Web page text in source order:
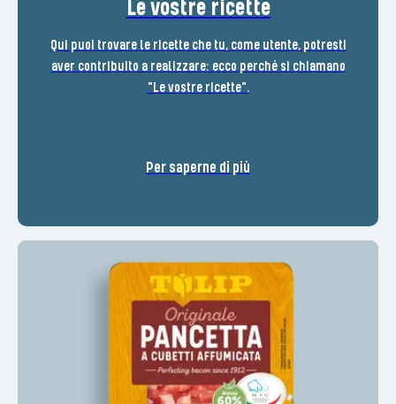
Le vostre ricette
Qui puoi trovare le ricette che tu, come utente, potresti
aver contribuito a realizzare: ecco perché si chiamano
"Le vostre ricette".
Per saperne di più